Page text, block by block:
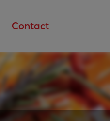
Contact